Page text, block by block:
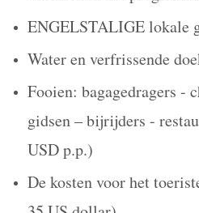
ENGELSTALIGE lokale
Water en verfrissende
Fooien: bagagedragers -
gidsen – bijrijders -
USD p.p.)
De kosten voor het